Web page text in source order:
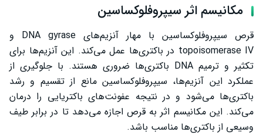
مکانیسم اثر سیپروفلوکساسین
قرص سیپروفلوکساسین با مهار آنزیم‌های DNA gyrase و
topoisomerase IV در باکتری‌ها عمل می‌کند. این آنزیم‌ها برای
تکثیر و ترمیم DNA باکتری‌ها ضروری هستند. با جلوگیری از
عملکرد این آنزیم‌ها، سیپروفلوکساسین مانع از تقسیم و رشد
باکتری‌ها می‌شود و در نتیجه عفونت‌های باکتریایی را درمان
می‌کند. این مکانیسم اثر به قرص اجازه می‌دهد تا در برابر طیف
وسیعی از باکتری‌ها مناسب باشد.